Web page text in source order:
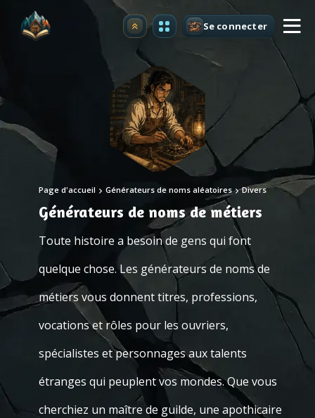
Premium Se connecter
Page d'accueil Générateurs de noms aléatoires Divers
Générateurs de noms de métiers
Toute histoire a besoin de gens qui font
quelque chose. Les générateurs de noms de
métiers vous donnent titres, professions,
vocations et rôles pour les ouvriers,
spécialistes et personnages aux talents
étranges qui peuplent vos mondes. Que vous
cherchiez un maître de guilde, une apothicaire